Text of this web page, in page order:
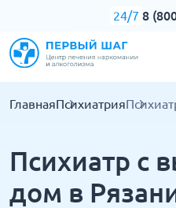
24/7 8
ГлавнаяПсихиатрия
Психиатр с
дом в